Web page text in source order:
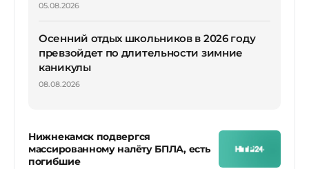
05.08.2026
Осенний отдых школьников в 2026 году
превзойдет по длительности зимние
каникулы
08.08.2026
Нижнекамск подвергся
массированному налёту БПЛА, есть
погибшие